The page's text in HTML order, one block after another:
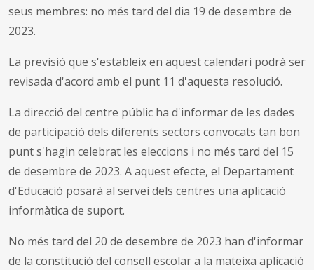
seus membres: no més tard del dia 19 de desembre de
2023.
La previsió que s'estableix en aquest calendari podrà ser
revisada d'acord amb el punt 11 d'aquesta resolució.
La direcció del centre públic ha d'informar de les dades
de participació dels diferents sectors convocats tan bon
punt s'hagin celebrat les eleccions i no més tard del 15
de desembre de 2023. A aquest efecte, el Departament
d'Educació posarà al servei dels centres una aplicació
informàtica de suport.
No més tard del 20 de desembre de 2023 han d'informar
de la constitució del consell escolar a la mateixa aplicació